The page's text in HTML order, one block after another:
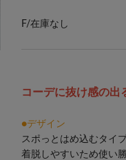
F/在庫なし
コーデに抜け感の出
●デザイン
スポっとはめ込むタイ
着脱しやすいため使い